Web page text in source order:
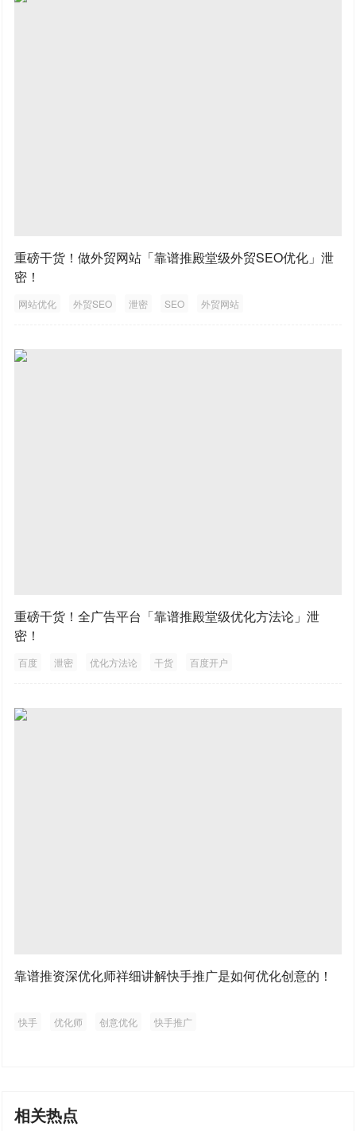
重磅干货！做外贸网站「靠谱推殿堂级外贸SEO优化」泄
密！
网站优化 外贸SEO 泄密 SEO 外贸网站
重磅干货！全广告平台「靠谱推殿堂级优化方法论」泄
密！
百度 泄密 优化方法论 干货 百度开户
靠谱推资深优化师祥细讲解快手推广是如何优化创意的！
快手 优化师 创意优化 快手推广
相关热点